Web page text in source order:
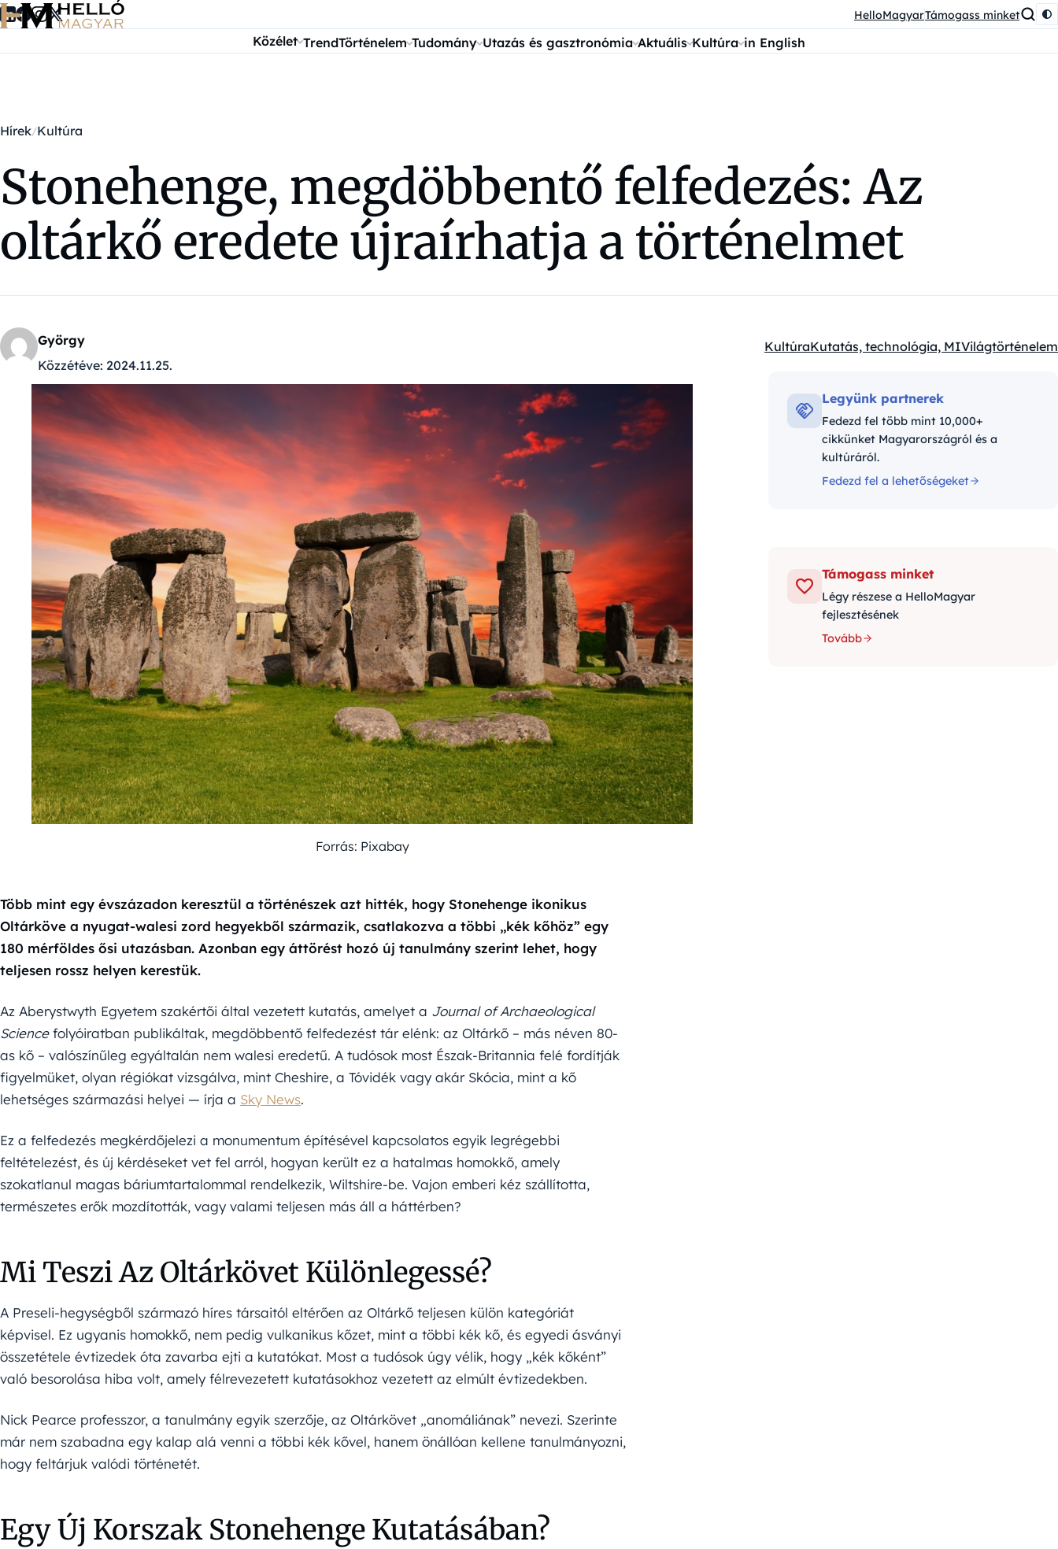
Ugrás a tartalomra HelloMagyarTámogass minket
Közélet TrendTörténelem Tudomány Utazás és gasztronómia Aktuális Kultúra in English
Hírek Kultúra
Stonehenge, megdöbbentő felfedezés: Az
oltárkő eredete újraírhatja a történelmet
György
Közzétéve: 2024.11.25.
Kategóriák:
KultúraKutatás, technológia, MIVilágtörténelem
Forrás: Pixabay
Több mint egy évszázadon keresztül a történészek azt hitték, hogy Stonehenge ikonikus
Oltárköve a nyugat-walesi zord hegyekből származik, csatlakozva a többi „kék kőhöz” egy
180 mérföldes ősi utazásban. Azonban egy áttörést hozó új tanulmány szerint lehet, hogy
teljesen rossz helyen kerestük.
Az Aberystwyth Egyetem szakértői által vezetett kutatás, amelyet a Journal of Archaeological
Sciencefolyóiratban publikáltak, megdöbbentő felfedezést tár elénk: az Oltárkő – más néven 80-
as kő – valószínűleg egyáltalán nem walesi eredetű. A tudósok most Észak-Britannia felé fordítják
figyelmüket, olyan régiókat vizsgálva, mint Cheshire, a Tóvidék vagy akár Skócia, mint a kő
lehetséges származási helyei — írja a Sky News.
Ez a felfedezés megkérdőjelezi a monumentum építésével kapcsolatos egyik legrégebbi
feltételezést, és új kérdéseket vet fel arról, hogyan került ez a hatalmas homokkő, amely
szokatlanul magas báriumtartalommal rendelkezik, Wiltshire-be. Vajon emberi kéz szállította,
természetes erők mozdították, vagy valami teljesen más áll a háttérben?
Mi Teszi Az Oltárkövet Különlegessé?
A Preseli-hegységből származó híres társaitól eltérően az Oltárkő teljesen külön kategóriát
képvisel. Ez ugyanis homokkő, nem pedig vulkanikus kőzet, mint a többi kék kő, és egyedi ásványi
összetétele évtizedek óta zavarba ejti a kutatókat. Most a tudósok úgy vélik, hogy „kék kőként”
való besorolása hiba volt, amely félrevezetett kutatásokhoz vezetett az elmúlt évtizedekben.
Nick Pearce professzor, a tanulmány egyik szerzője, az Oltárkövet „anomáliának” nevezi. Szerinte
már nem szabadna egy kalap alá venni a többi kék kővel, hanem önállóan kellene tanulmányozni,
hogy feltárjuk valódi történetét.
Egy Új Korszak Stonehenge Kutatásában?
Legyünk partnerek
Fedezd fel több mint 10,000+
cikkünket Magyarországról és a
kultúráról.
Fedezd fel a lehetőségeket
Támogass minket
Légy részese a HelloMagyar
fejlesztésének
Tovább